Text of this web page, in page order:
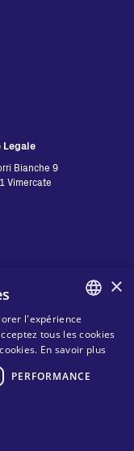
Legale
Bianche 9
Vimercate
ENGLISH
ITALIAN
×
l'expérience
tous les cookies
En savoir plus
PERFORMANCE